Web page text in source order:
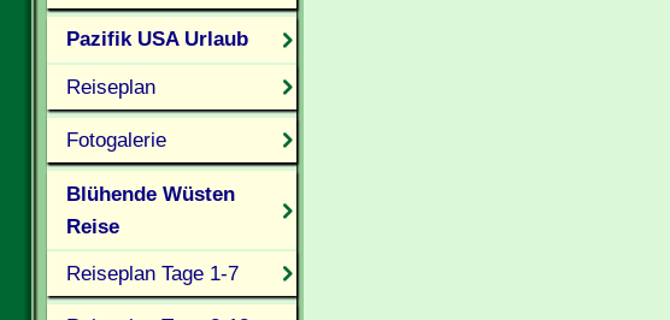
Pazifik USA Urlaub
Reiseplan
Fotogalerie
Blühende Wüsten
Reise
Reiseplan Tage 1-7